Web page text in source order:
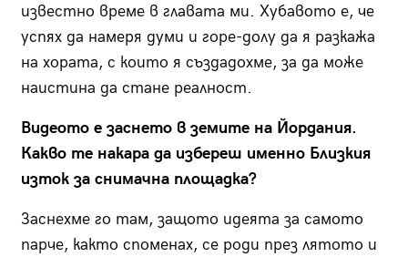
известно време в главата ми. Хубавото е, че
успях да намеря думи и горе-долу да я разкажа
на хората, с които я създадохме, за да може
наистина да стане реалност.
Видеото е заснето в земите на Йордания.
Какво те накара да избереш именно Близкия
изток за снимачна площадка?
Заснехме го там, защото идеята за самото
парче, както споменах, се роди през лятото и